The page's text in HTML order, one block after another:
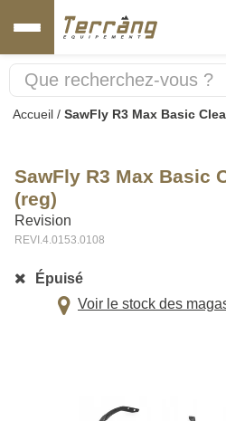
Accueil / SawFly R3 Max Basic
SawFly R3 Max Basic
(reg)
Revision
REVI.4.0153.0108
Épuisé
Voir le stock des